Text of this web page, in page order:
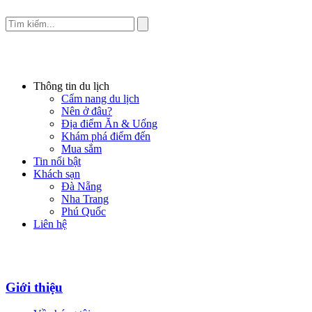
Thông tin du lịch
Cẩm nang du lịch
Nên ở đâu?
Địa điểm Ăn & Uống
Khám phá điểm đến
Mua sắm
Tin nổi bật
Khách sạn
Đà Nẵng
Nha Trang
Phú Quốc
Liên hệ
Giới thiệu